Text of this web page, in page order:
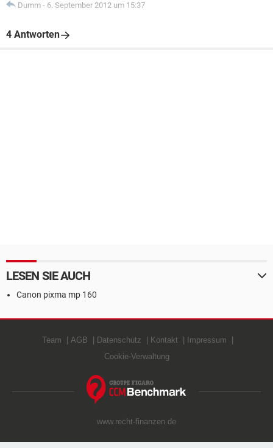
Dumm - 6. September 2012 um 15:37
4 Antworten
LESEN SIE AUCH
Canon pixma mp 160
Team AGB Datenschutz Kontakt
Impressum
Cookie-Verwaltung
www.recht-finanzen.de